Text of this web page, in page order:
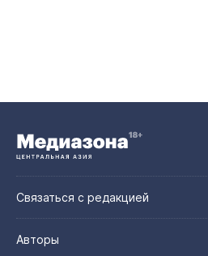
Связаться с редакцией
Авторы